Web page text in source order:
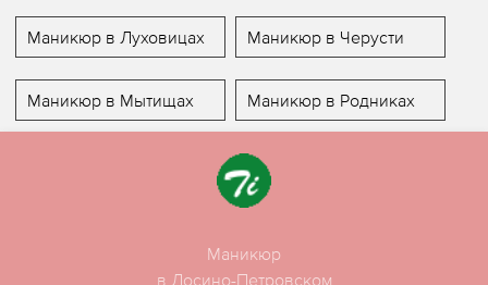
Маникюр в Луховицах Маникюр в Черусти
Маникюр в Мытищах Маникюр в Родниках
Маникюр
в Лосино-Петровском